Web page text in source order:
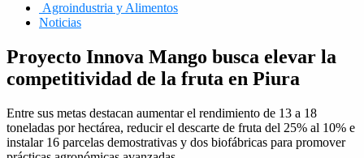
Agroindustria y Alimentos
Noticias
Proyecto Innova Mango busca elevar la
competitividad de la fruta en Piura
Entre sus metas destacan aumentar el rendimiento de 13 a 18
toneladas por hectárea, reducir el descarte de fruta del 25% al 10% e
instalar 16 parcelas demostrativas y dos biofábricas para promover